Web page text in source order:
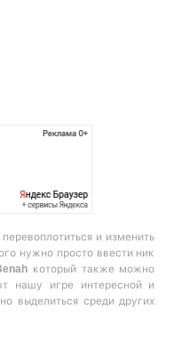
и изменить
нужно просто ввести ник
который также можно
нашу игре интересной и
выделиться среди других